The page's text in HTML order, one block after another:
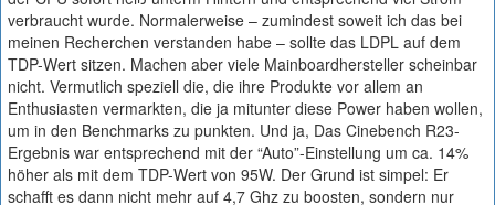
verbraucht wurde. Normalerweise – zumindest soweit ich das bei
meinen Recherchen verstanden habe – sollte das LDPL auf dem
TDP-Wert sitzen. Machen aber viele Mainboardhersteller scheinbar
nicht. Vermutlich speziell die, die ihre Produkte vor allem an
Enthusiasten vermarkten, die ja mitunter diese Power haben wollen,
um in den Benchmarks zu punkten. Und ja, Das Cinebench R23-
Ergebnis war entsprechend mit der “Auto”-Einstellung um ca. 14%
höher als mit dem TDP-Wert von 95W. Der Grund ist simpel: Er
schafft es dann nicht mehr auf 4,7 Ghz zu boosten, sondern nur